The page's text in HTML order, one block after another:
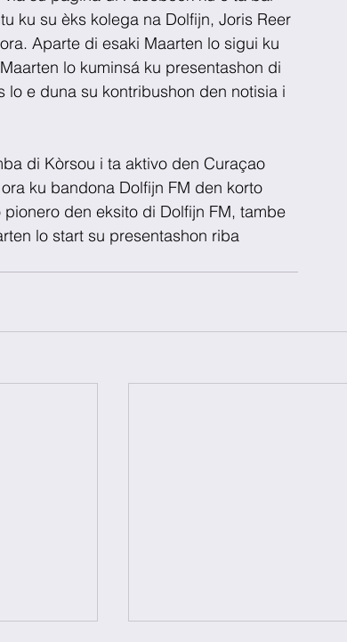
ku su èks kolega na Dolfijn, Joris Reer
Aparte di esaki Maarten lo sigui ku
lo kuminsá ku presentashon di
lo e duna su kontribushon den notisia i
di Kòrsou i ta aktivo den Curaçao
ku bandona Dolfijn FM den korto
den eksito di Dolfijn FM, tambe
lo start su presentashon riba